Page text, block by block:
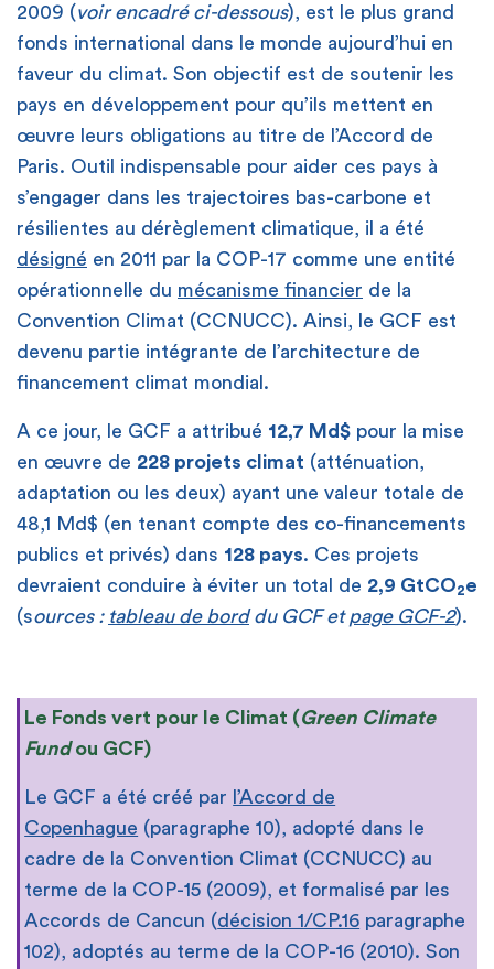
2009 (voir encadré ci-dessous), est le plus grand
fonds international dans le monde aujourd’hui en
faveur du climat. Son objectif est de soutenir les
pays en développement pour qu’ils mettent en
œuvre leurs obligations au titre de l’Accord de
Paris. Outil indispensable pour aider ces pays à
s’engager dans les trajectoires bas-carbone et
résilientes au dérèglement climatique, il a été
désigné en 2011 par la COP-17 comme une entité
opérationnelle du mécanisme financier de la
Convention Climat (CCNUCC). Ainsi, le GCF est
devenu partie intégrante de l’architecture de
financement climat mondial.
A ce jour, le GCF a attribué 12,7 Md$ pour la mise
en œuvre de 228 projets climat (atténuation,
adaptation ou les deux) ayant une valeur totale de
48,1 Md$ (en tenant compte des co-financements
publics et privés) dans 128 pays. Ces projets
devraient conduire à éviter un total de 2,9 GtCO2e
(sources : tableau de borddu GCF et page GCF-2).
Le Fonds vert pour le Climat (Green Climate
Fundou GCF)
Le GCF a été créé par l’Accord de
Copenhague (paragraphe 10), adopté dans le
cadre de la Convention Climat (CCNUCC) au
terme de la COP-15 (2009), et formalisé par les
Accords de Cancun (décision 1/CP.16 paragraphe
102), adoptés au terme de la COP-16 (2010). Son